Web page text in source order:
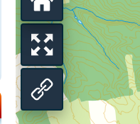
Přepnout
zobrazení
Vrátit
se
na
Sdílet